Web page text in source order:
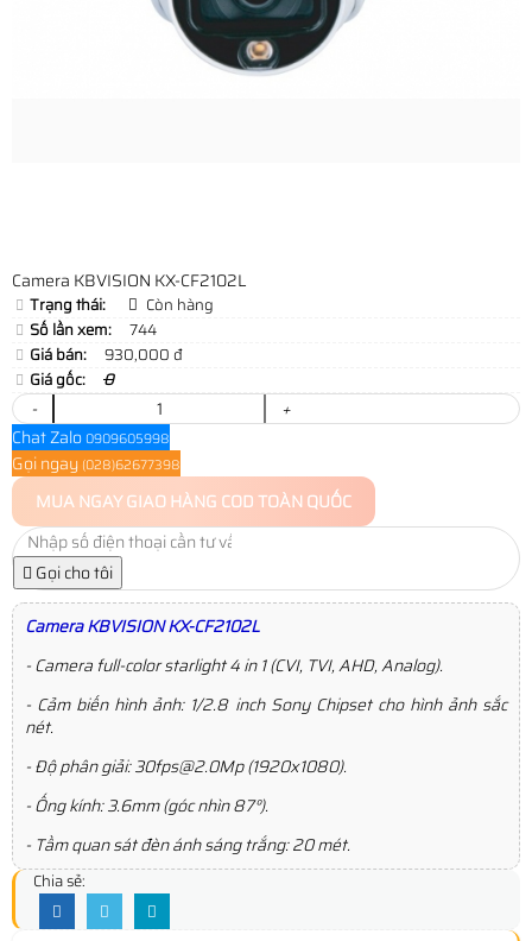
Camera KBVISION KX-CF2102L
Trạng thái:
Còn hàng
Số lần xem:
744
Giá bán:
930,000 đ
Giá gốc:
0
-
+
Chat Zalo 0909605998
Gọi ngay (028)62677398
MUA NGAYGIAO HÀNG COD TOÀN QUỐC
Gọi cho tôi
Camera KBVISION KX-CF2102L
- Camera full-color starlight 4 in 1 (CVI, TVI, AHD, Analog).
- Cảm biến hình ảnh: 1/2.8 inch Sony Chipset cho hình ảnh sắc
nét.
- Độ phân giải: 30fps@2.0Mp (1920x1080).
- Ống kính: 3.6mm (góc nhìn 87°).
- Tầm quan sát đèn ánh sáng trắng: 20 mét.
Chia sẻ: